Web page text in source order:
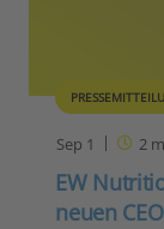
Sep 1 2
EW
neuen CEO